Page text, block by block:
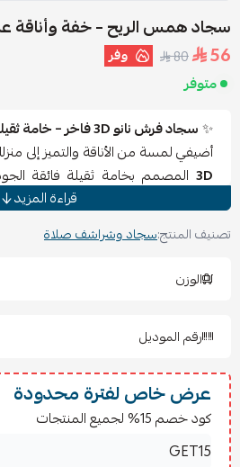
سجاد همس الريح – خفة وأناقة
56
80 وفر
متوفر
✨سجاد فرش نانو 3D فاخر – خامة ثقيلة بطابع عصري أنيق
أضيفي لمسة من الأناقة والتميز إلى
3D المصمم بخامة ثقيلة فائقة
ثلاثية الأبعاد، يمنحك السجاد عمقاً
ليغطي المساحات بشكل مثالي مع
الأقدام.
✅ المميزات
تصميم 3D عصري بتفاصيل دقيقة وجذابة.
سهل التنظيف ويحافظ على رونقه.
يضفي لمسة فاخرة تناسب جميع
قراءة المزيد
تصنيف المنتج:سجاد وشراشف صلاة
الوزن
رقم الموديل
عرض خاص لفترة محدودة
كود خصم 15% لجميع المنتجات